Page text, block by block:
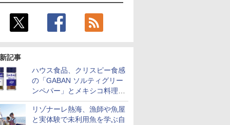
記事
ハウス食品、クリスピー食感
の「GABAN ソルティグリー
ンペパー」とメキシコ料理に
合う「GABAN チポトレペパ
ー」発売
リゾナーレ熱海、漁師や魚屋
と実体験で未利用魚を学ぶ自